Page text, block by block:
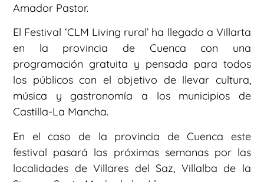
Amador Pastor.
El Festival ‘CLM Living rural’ ha llegado a Villarta
en la provincia de Cuenca con una
programación gratuita y pensada para todos
los públicos con el objetivo de llevar cultura,
música y gastronomía a los municipios de
Castilla-La Mancha.
En el caso de la provincia de Cuenca este
festival pasará las próximas semanas por las
localidades de Villares del Saz, Villalba de la